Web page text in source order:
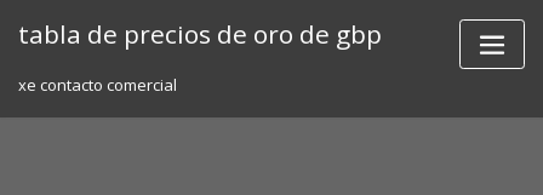
tabla de precios de oro de gbp
xe contacto comercial